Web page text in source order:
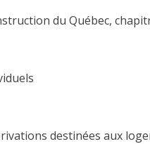
du Québec,
destinées aux